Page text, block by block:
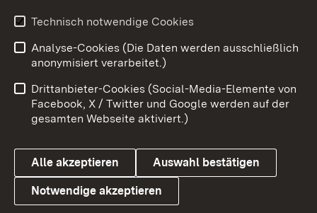
Link zum Landesportal
Impressum
Kontakt
Barrierefreiheit
Datenschutz
Cookies
Technisch notwendige Cookies
Analyse-Cookies (Die Daten werden ausschließlich
anonymisiert verarbeitet.)
Drittanbieter-Cookies (Social-Media-Elemente von
Facebook, X / Twitter und Google werden auf der
gesamten Webseite aktiviert.)
Alle akzeptieren Auswahl bestätigen
Notwendige akzeptieren